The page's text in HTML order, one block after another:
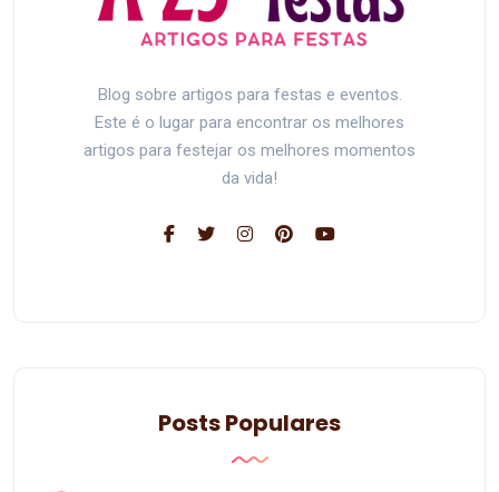
Blog sobre artigos para festas e eventos.
Este é o lugar para encontrar os melhores
artigos para festejar os melhores momentos
da vida!
Posts Populares